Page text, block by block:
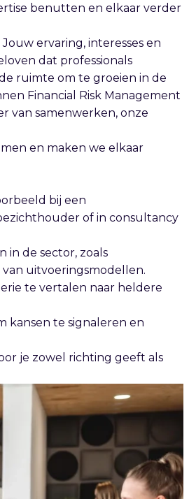
benutten en elkaar verder
ervaring, interesses en
dat professionals
ruimte om te groeien in de
Financial Risk Management
van samenwerken, onze
en maken we elkaar
bij een
of in consultancy
in de sector, zoals
van uitvoeringsmodellen.
te vertalen naar heldere
kansen te signaleren en
je zowel richting geeft als